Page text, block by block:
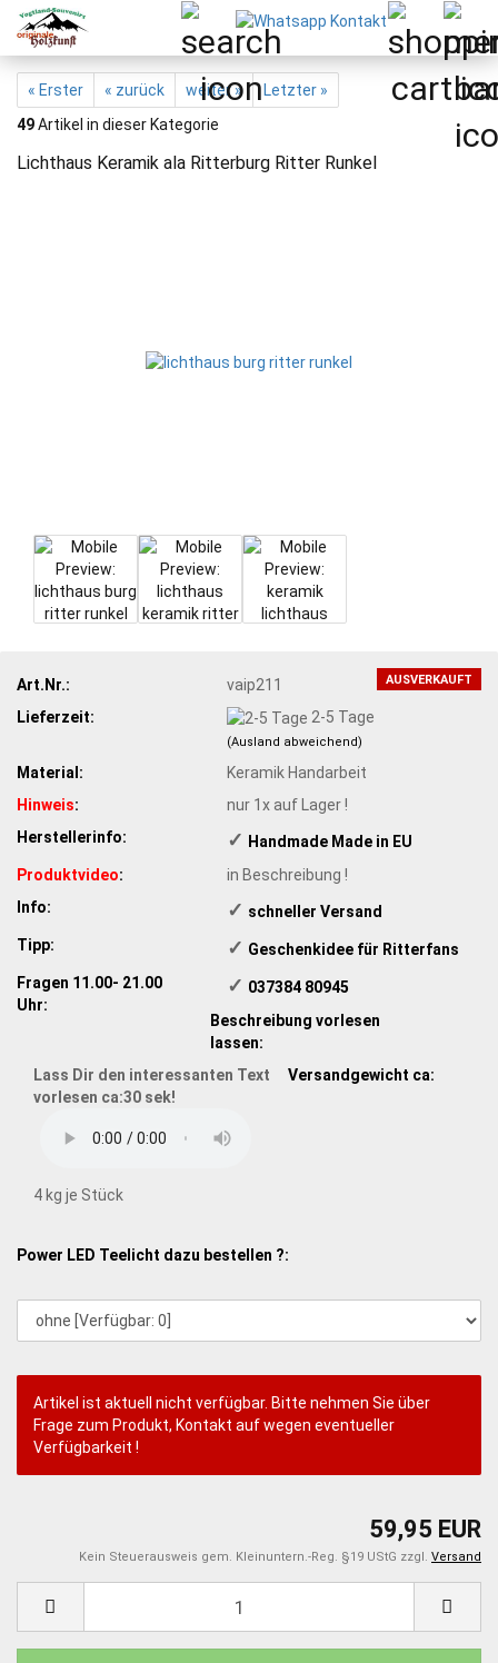
« Erster « zurück weiter »
Letzter »
49Artikel in dieser Kategorie
Lichthaus Keramik ala Ritterburg Ritter Runkel
AUSVERKAUFT
Art.Nr.:
vaip211
Lieferzeit:
2-5 Tage
(Ausland abweichend)
Material:
Keramik Handarbeit
Hinweis:
nur 1x auf Lager !
Herstellerinfo:
✓ ​Handmade Made in EU
Produktvideo:
in Beschreibung !
Info:
✓ ​schneller Versand
Tipp:
✓ ​Geschenkidee für Ritterfans
Fragen 11.00- 21.00
Uhr:
✓ ​ 037384 80945
Beschreibung vorlesen
lassen:
Lass Dir den interessanten Text
vorlesen ca:30 sek!
Versandgewicht ca:
4 kg je Stück
Power LED Teelicht dazu bestellen ?:
Artikel ist aktuell nicht verfügbar. Bitte nehmen Sie über
Frage zum Produkt, Kontakt auf wegen eventueller
Verfügbarkeit !
59,95 EUR
Kein Steuerausweis gem. Kleinuntern.-Reg. §19 UStG zzgl. Versand